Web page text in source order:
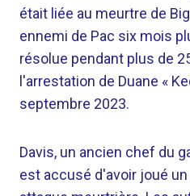
était liée au meurtre de
ennemi de Pac six mois
résolue pendant plus de
l'arrestation de Duane «
septembre 2023.
Davis, un ancien chef du
est accusé d'avoir joué